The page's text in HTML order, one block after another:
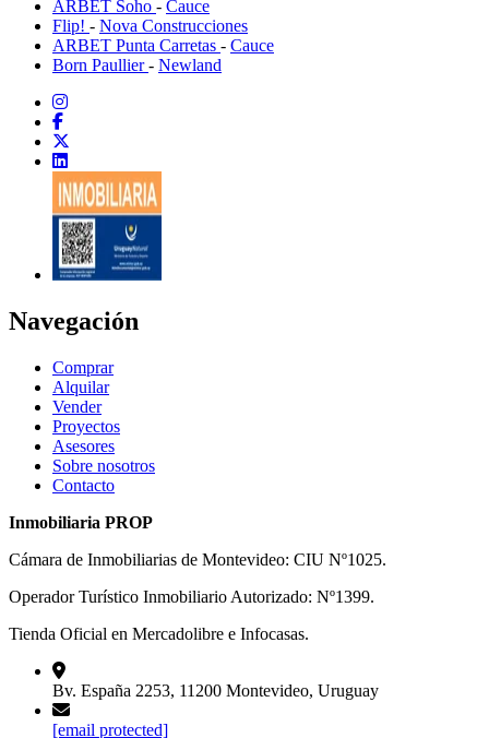
ARBET Soho - Cauce
Flip! - Nova Construcciones
ARBET Punta Carretas - Cauce
Born Paullier- Newland
Navegación
Comprar
Alquilar
Vender
Proyectos
Asesores
Sobre nosotros
Contacto
Inmobiliaria PROP
Cámara de Inmobiliarias de Montevideo: CIU Nº1025.
Operador Turístico Inmobiliario Autorizado: Nº1399.
Tienda Oficial en Mercadolibre e Infocasas.
Bv. España 2253, 11200 Montevideo, Uruguay
[email protected]